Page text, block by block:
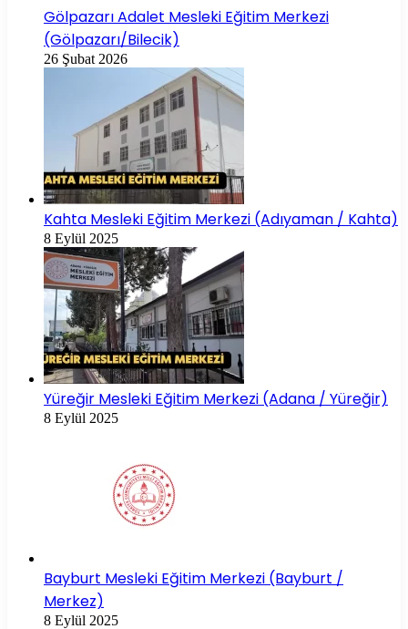
Gölpazarı Adalet Mesleki Eğitim Merkezi
(Gölpazarı/Bilecik)
26 Şubat 2026
Kahta Mesleki Eğitim Merkezi (Adıyaman / Kahta)
8 Eylül 2025
Yüreğir Mesleki Eğitim Merkezi (Adana / Yüreğir)
8 Eylül 2025
Bayburt Mesleki Eğitim Merkezi (Bayburt /
Merkez)
8 Eylül 2025